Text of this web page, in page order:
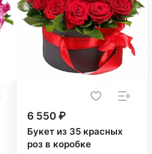
6 550 ₽
Букет из 35 красных
роз в коробке